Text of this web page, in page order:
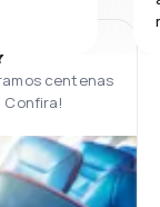
centenas
Confira!